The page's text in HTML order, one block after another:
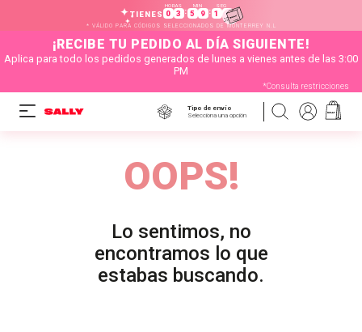
TIENES
HORAS
0 3 :
MIN
5 9 :
SEG
1 7
* VÁLIDO PARA CÓDIGOS SELECCIONADOS DE MONTERREY N.L
¡RECIBE TU PEDIDO AL DÍA SIGUIENTE!
Aplica para todo los pedidos generados de lunes a vienes antes de las 3:00
PM
*Consulta restricciones
Tipo de envío
Selecciona una opción
OOPS!